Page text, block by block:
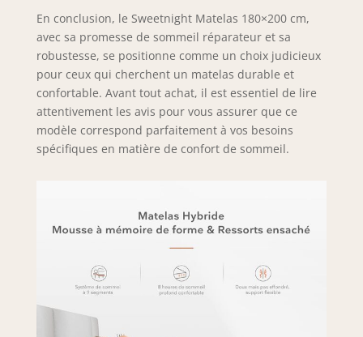
En conclusion, le Sweetnight Matelas 180×200 cm,
avec sa promesse de sommeil réparateur et sa
robustesse, se positionne comme un choix judicieux
pour ceux qui cherchent un matelas durable et
confortable. Avant tout achat, il est essentiel de lire
attentivement les avis pour vous assurer que ce
modèle correspond parfaitement à vos besoins
spécifiques en matière de confort de sommeil.